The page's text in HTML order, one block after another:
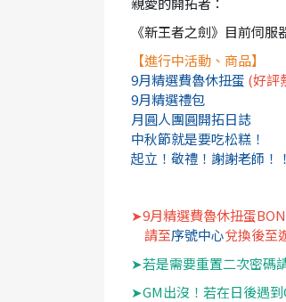
《新王者之劍》目前伺
【進行中活動、商品】
9月精選費魯休扭蛋 (好評
9月精選禮包
月圓人團圓開拓日誌
中秋節就是要吃松糕！
起立！敬禮！謝謝老師！！
➤9月精選費魯休扭蛋
請至序號中心兌換後至
➤若是需要重置二次密碼
➤GM出沒！若在日後遇到